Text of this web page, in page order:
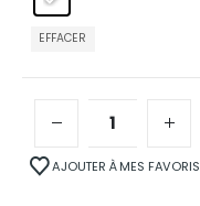
EFFACER
AJOUTER À MES FAVORIS